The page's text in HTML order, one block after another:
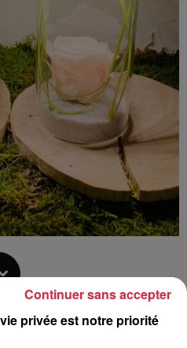
privée est notre priorité
Continuer sans accepter